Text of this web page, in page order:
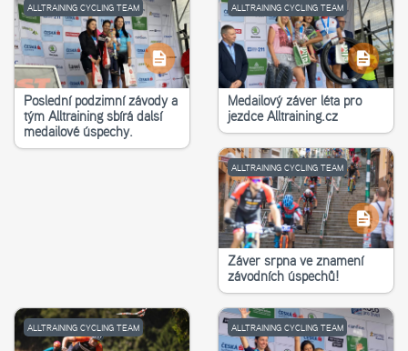
ALLTRAINING CYCLING TEAM
Poslední podzimní závody a
tým Alltraining sbírá další
medailové úspěchy.
ALLTRAINING CYCLING TEAM
Medailový závěr léta pro
jezdce Alltraining.cz
ALLTRAINING CYCLING TEAM
Závěr srpna ve znamení
závodních úspěchů!
ALLTRAINING CYCLING TEAM ALLTRAINING CYCLING TEAM